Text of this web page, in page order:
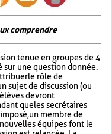
comprendre
tenue en groupes de 4
sur une question donnée.
le rôle de
sujet de discussion (ou
devront
que les secrétaires
un membre de
équipes font le